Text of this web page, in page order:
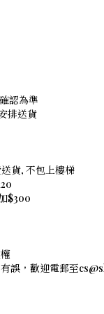
認為準
排送貨
貨, 不包上樓梯
$300
誤，歡迎電郵至